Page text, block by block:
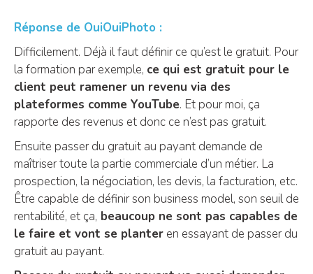
Réponse de OuiOuiPhoto :
Difficilement. Déjà il faut définir ce qu’est le gratuit. Pour
la formation par exemple, ce qui est gratuit pour le
client peut ramener un revenu via des
plateformes comme YouTube. Et pour moi, ça
rapporte des revenus et donc ce n’est pas gratuit.
Ensuite passer du gratuit au payant demande de
maîtriser toute la partie commerciale d’un métier. La
prospection, la négociation, les devis, la facturation, etc.
Être capable de définir son business model, son seuil de
rentabilité, et ça, beaucoup ne sont pas capables de
le faire et vont se planter en essayant de passer du
gratuit au payant.